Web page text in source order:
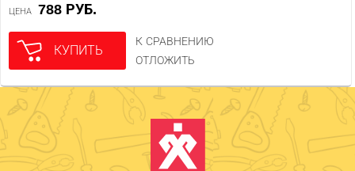
ЦЕНА 788 РУБ.
КУПИТЬ
К СРАВНЕНИЮ
ОТЛОЖИТЬ